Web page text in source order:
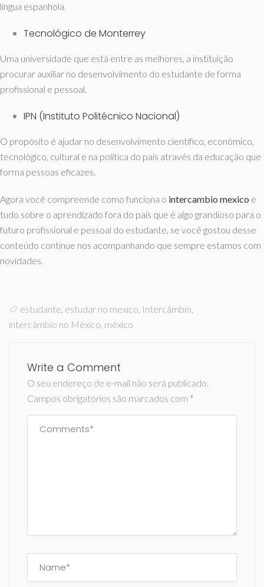
língua espanhola.
Tecnológico de Monterrey
Uma universidade que está entre as melhores, a instituição
procurar auxiliar no desenvolvimento do estudante de forma
profissional e pessoal.
IPN (Instituto Politécnico Nacional)
O propósito é ajudar no desenvolvimento científico, econômico,
tecnológico, cultural e na política do país através da educação que
forma pessoas eficazes.
Agora você compreende como funciona o intercambio mexico e
tudo sobre o aprendizado fora do país que é algo grandioso para o
futuro profissional e pessoal do estudante, se você gostou desse
conteúdo continue nos acompanhando que sempre estamos com
novidades.
estudante, estudar no mexico, Intercâmbio,
intercâmbio no México, méxico
Write a Comment
O seu endereço de e-mail não será publicado.
Campos obrigatórios são marcados com *